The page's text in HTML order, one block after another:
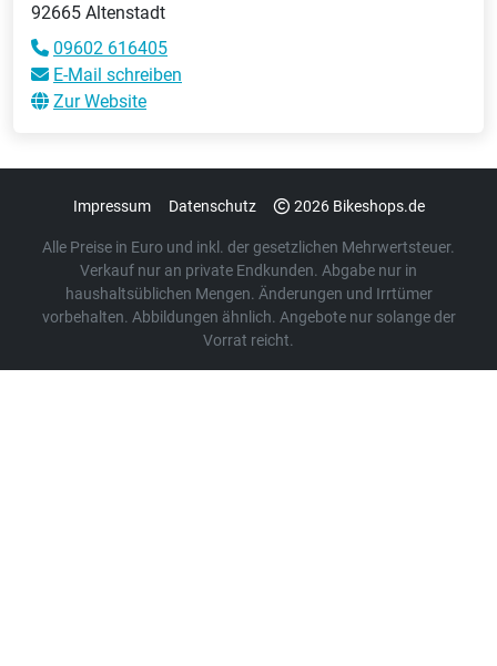
92665 Altenstadt
09602 616405
E-Mail schreiben
Zur Website
Impressum Datenschutz 2026 Bikeshops.de
Alle Preise in Euro und inkl. der gesetzlichen Mehrwertsteuer.
Verkauf nur an private Endkunden. Abgabe nur in
haushaltsüblichen Mengen. Änderungen und Irrtümer
vorbehalten. Abbildungen ähnlich. Angebote nur solange der
Vorrat reicht.